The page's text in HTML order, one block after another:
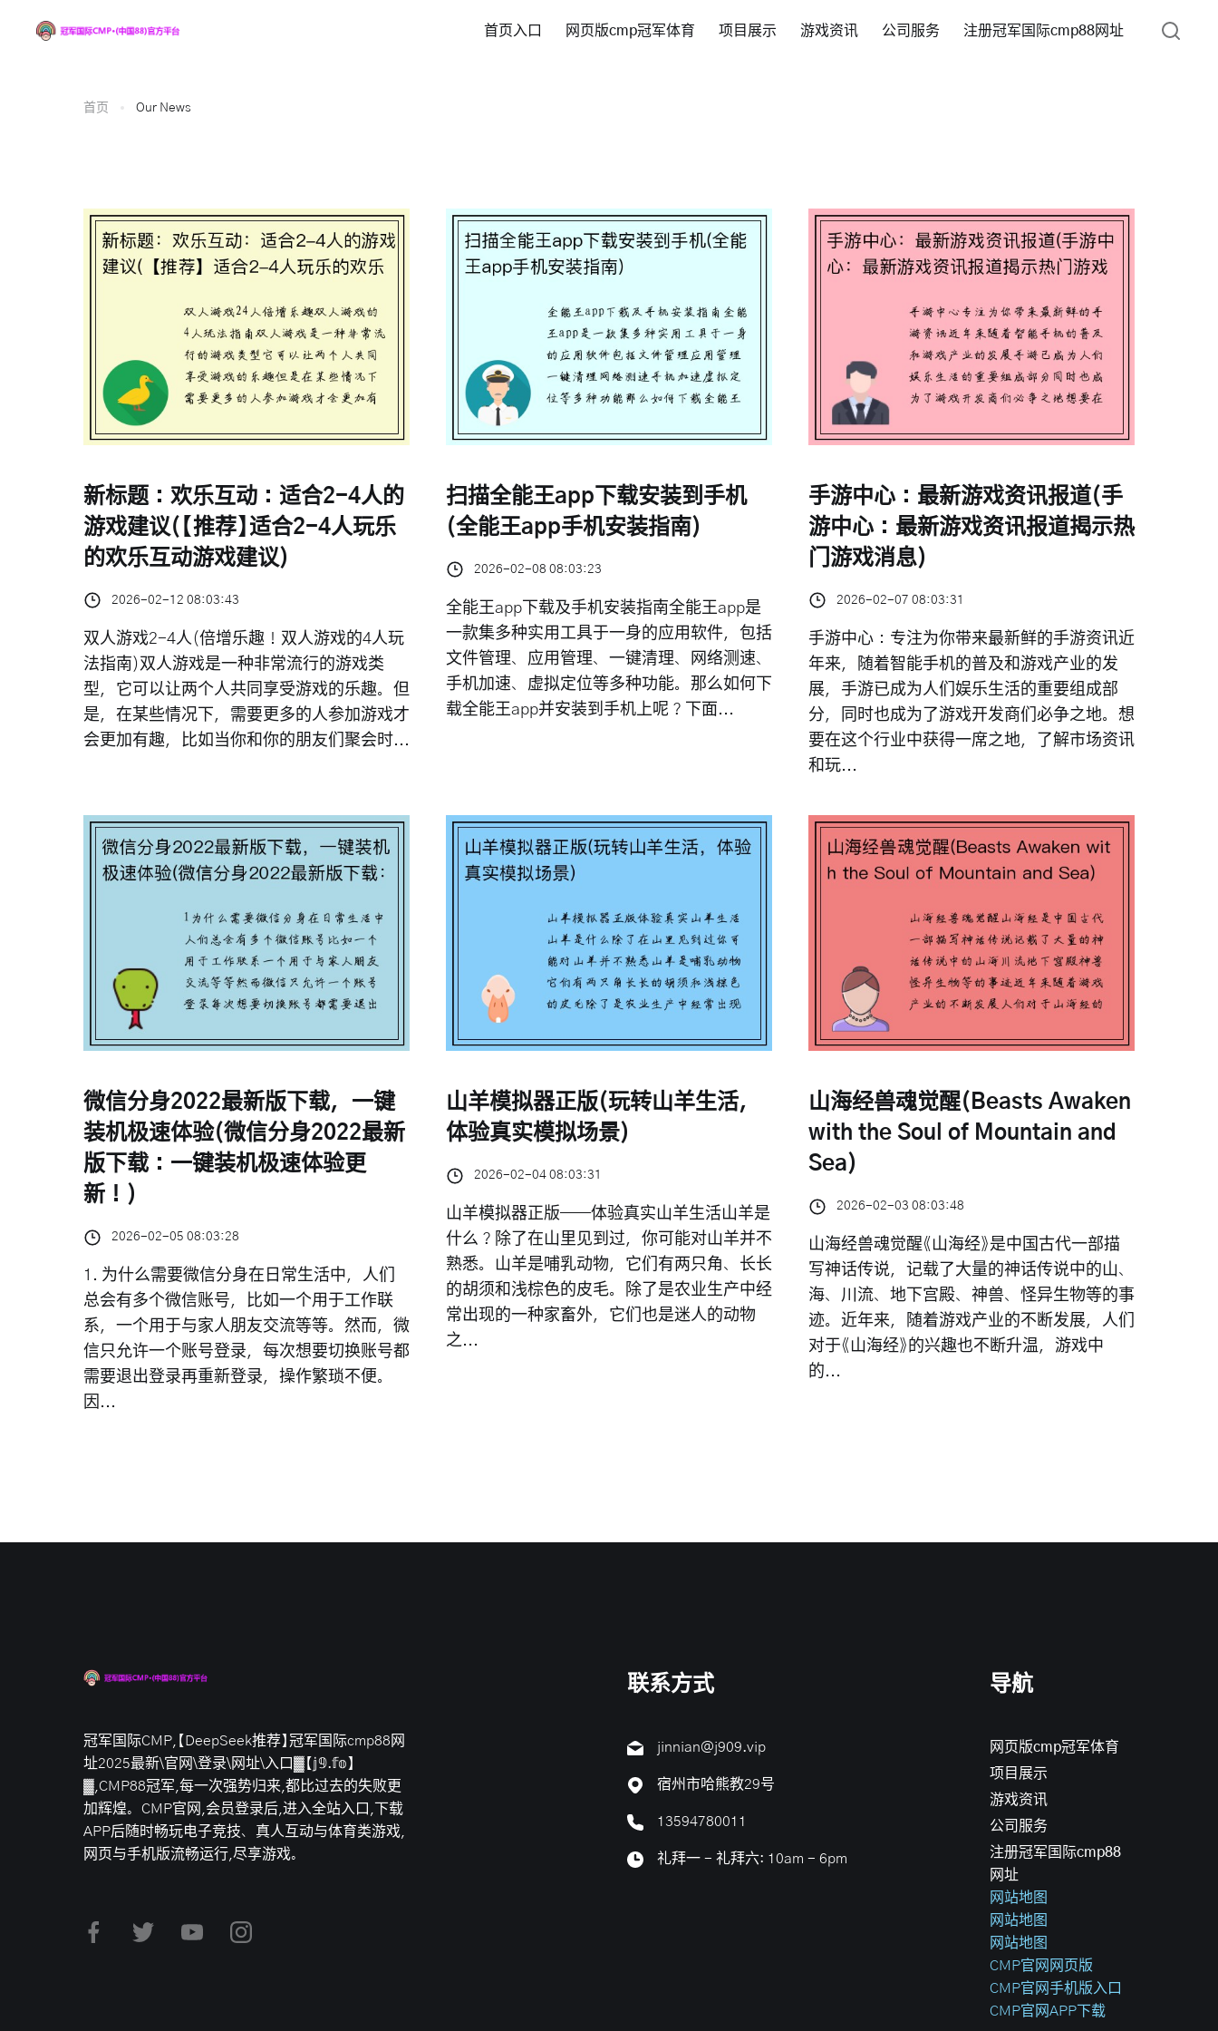
首页入口 网页版cmp冠军体育 项目展示 游戏资讯 公司服务 注册冠军国际cmp88网址
首页 Our News
新标题：欢乐互动：适合2-4人的
游戏建议(【推荐】适合2-4人玩乐
的欢乐互动游戏建议)
2026-02-12 08:03:43
双人游戏2-4人(倍增乐趣！双人游戏的4人玩
法指南)双人游戏是一种非常流行的游戏类
型，它可以让两个人共同享受游戏的乐趣。但
是，在某些情况下，需要更多的人参加游戏才
会更加有趣，比如当你和你的朋友们聚会时...
扫描全能王app下载安装到手机
(全能王app手机安装指南)
2026-02-08 08:03:23
全能王app下载及手机安装指南全能王app是
一款集多种实用工具于一身的应用软件，包括
文件管理、应用管理、一键清理、网络测速、
手机加速、虚拟定位等多种功能。那么如何下
载全能王app并安装到手机上呢？下面...
手游中心：最新游戏资讯报道(手
游中心：最新游戏资讯报道揭示热
门游戏消息)
2026-02-07 08:03:31
手游中心：专注为你带来最新鲜的手游资讯近
年来，随着智能手机的普及和游戏产业的发
展，手游已成为人们娱乐生活的重要组成部
分，同时也成为了游戏开发商们必争之地。想
要在这个行业中获得一席之地，了解市场资讯
和玩...
微信分身2022最新版下载，一键
装机极速体验(微信分身2022最新
版下载：一键装机极速体验更
新！)
2026-02-05 08:03:28
1. 为什么需要微信分身在日常生活中，人们
总会有多个微信账号，比如一个用于工作联
系，一个用于与家人朋友交流等等。然而，微
信只允许一个账号登录，每次想要切换账号都
需要退出登录再重新登录，操作繁琐不便。
因...
山羊模拟器正版(玩转山羊生活，
体验真实模拟场景)
2026-02-04 08:03:31
山羊模拟器正版——体验真实山羊生活山羊是
什么？除了在山里见到过，你可能对山羊并不
熟悉。山羊是哺乳动物，它们有两只角、长长
的胡须和浅棕色的皮毛。除了是农业生产中经
常出现的一种家畜外，它们也是迷人的动物
之...
山海经兽魂觉醒(Beasts Awaken
with the Soul of Mountain and
Sea)
2026-02-03 08:03:48
山海经兽魂觉醒《山海经》是中国古代一部描
写神话传说，记载了大量的神话传说中的山、
海、川流、地下宫殿、神兽、怪异生物等的事
迹。近年来，随着游戏产业的不断发展，人们
对于《山海经》的兴趣也不断升温，游戏中
的...
冠军国际CMP,【DeepSeek推荐】冠军国际cmp88网
址2025最新\官网\登录\网址\入口▓【𝕛𝟡.𝕗𝕠】
▓,CMP88冠军,每一次强势归来,都比过去的失败更
加辉煌。CMP官网,会员登录后,进入全站入口,下载
APP后随时畅玩电子竞技、真人互动与体育类游戏,
网页与手机版流畅运行,尽享游戏。
联系方式
jinnian@j909.vip
宿州市哈熊教29号
13594780011
礼拜一 - 礼拜六: 10am - 6pm
导航
网页版cmp冠军体育
项目展示
游戏资讯
公司服务
注册冠军国际cmp88
网址
网站地图
网站地图
网站地图
CMP官网网页版
CMP官网手机版入口
CMP官网APP下载